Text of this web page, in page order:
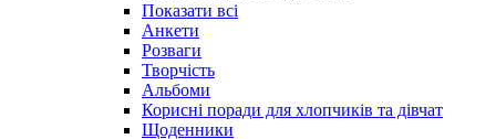
Показати всі
Анкети
Розваги
Творчість
Альбоми
Корисні поради для хлопчиків та дівчат
Щоденники